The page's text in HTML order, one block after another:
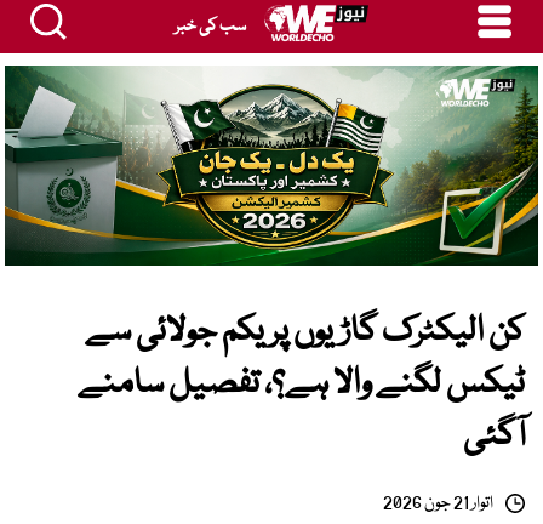
سب کی خبر
کن الیکٹرک گاڑیوں پر یکم جولائی سے
ٹیکس لگنے والا ہے؟، تفصیل سامنے
آگئی
اتوار 21 جون 2026